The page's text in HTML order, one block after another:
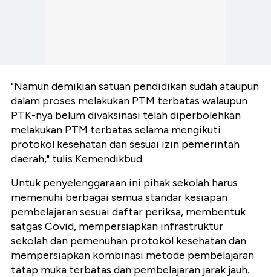
"Namun demikian satuan pendidikan sudah ataupun
dalam proses melakukan PTM terbatas walaupun
PTK-nya belum divaksinasi telah diperbolehkan
melakukan PTM terbatas selama mengikuti
protokol kesehatan dan sesuai izin pemerintah
daerah," tulis Kemendikbud.
Untuk penyelenggaraan ini pihak sekolah harus
memenuhi berbagai semua standar kesiapan
pembelajaran sesuai daftar periksa, membentuk
satgas Covid, mempersiapkan infrastruktur
sekolah dan pemenuhan protokol kesehatan dan
mempersiapkan kombinasi metode pembelajaran
tatap muka terbatas dan pembelajaran jarak jauh.